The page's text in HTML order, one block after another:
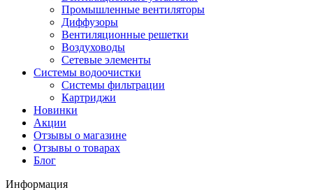
Промышленные вентиляторы
Диффузоры
Вентиляционные решетки
Воздуховоды
Сетевые элементы
Системы водоочистки
Системы фильтрации
Картриджи
Новинки
Акции
Отзывы о магазине
Отзывы о товарах
Блог
Информация